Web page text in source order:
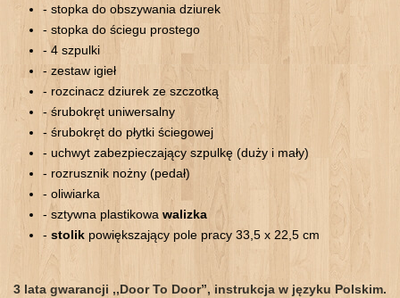
- stopka do obszywania dziurek
- stopka do ściegu prostego
- 4 szpulki
- zestaw igieł
- rozcinacz dziurek ze szczotką
- śrubokręt uniwersalny
- śrubokręt do płytki ściegowej
- uchwyt zabezpieczający szpulkę (duży i mały)
- rozrusznik nożny (pedał)
- oliwiarka
- sztywna plastikowa walizka
- stolik powiększający pole pracy 33,5 x 22,5 cm
3 lata gwarancji ,,Door To Door”, instrukcja w języku Polskim.